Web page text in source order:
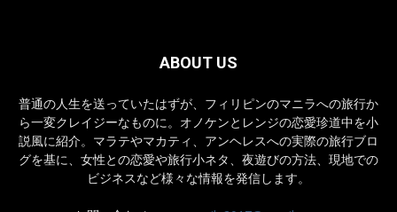
ABOUT US
普通の人生を送っていたはずが、フィリピンのマニラへの旅行か
ら一変クレイジーなものに。オノケンとレンジの恋愛珍道中を小
説風に紹介。マラテやマカティ、アンヘレスへの実際の旅行ブロ
グを基に、女性との恋愛や旅行小ネタ、夜遊びの方法、現地での
ビジネスなど様々な情報を発信します。